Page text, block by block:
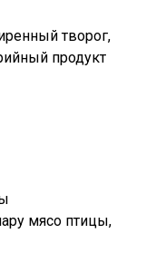
творог,
продукт
мясо птицы,